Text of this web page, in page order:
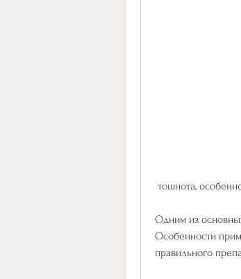
тошнота,
Одним из
Особенности
правильного